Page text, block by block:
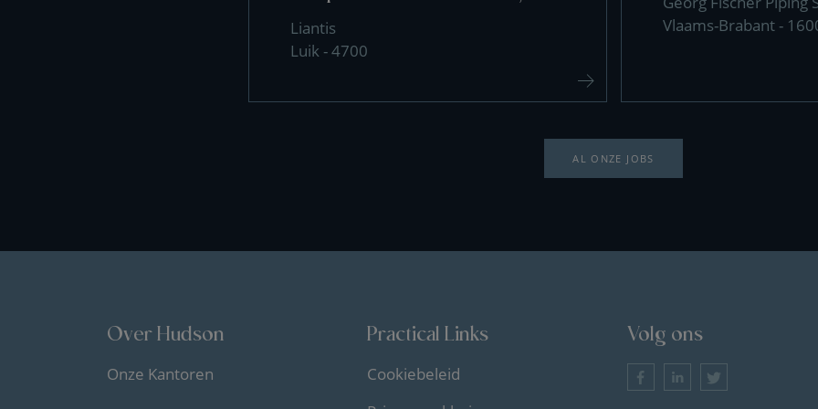
Liantis
Luik - 4700
Vlaams-Brabant -
AL ONZE JOBS
Over Hudson
Onze Kantoren
Practical Links
Cookiebeleid
Volg ons